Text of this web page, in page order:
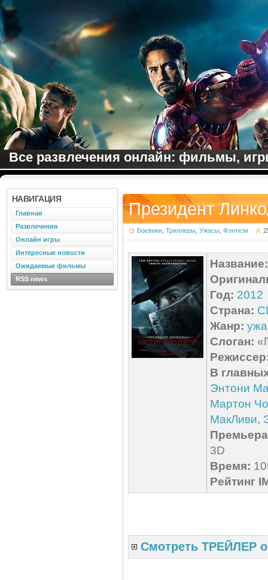
Все развлечения онлайн: фильмы,
Президент
Боевики Триллеры Ужасы Фэнтези
Название:
Год: 2012
Страна:
Жанр:
Слоган:
В
Энтони
Мартон
МакЛиви,
3D
Время:
Рейтинг
Смотреть ТРЕЙЛЕР
НАВИГАЦИЯ
Главная
Развлечения
Онлайн игры
Интересные новости
Ожидаемые фильмы
RSS news